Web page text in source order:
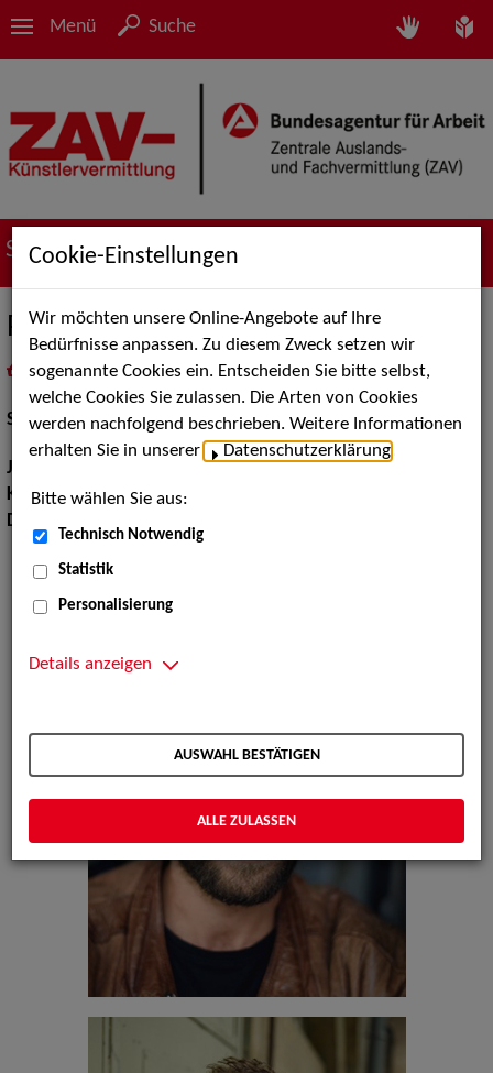
Menü Suche
Suche nach Künstler*innen
Philipp Seidler
als PDF speichern
inMeine Merklistelegen
Schauspiel:Bühne
Jahrgang:
Körpergröße:179 cm
Dialekte:
Cookie-Einstellungen
Wir möchten unsere Online-Angebote auf Ihre
Bedürfnisse anpassen. Zu diesem Zweck setzen wir
sogenannte Cookies ein. Entscheiden Sie bitte selbst,
welche Cookies Sie zulassen. Die Arten von Cookies
werden nachfolgend beschrieben. Weitere Informationen
erhalten Sie in unserer
Datenschutzerklärung
Bitte wählen Sie aus:
Technisch Notwendig
Statistik
Personalisierung
Details anzeigen
AUSWAHL BESTÄTIGEN
ALLE ZULASSEN